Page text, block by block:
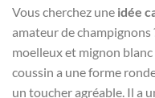
Vous cherchez une idée
amateur de
moelleux et mignon
coussin a une forme
un toucher agréable. Il a